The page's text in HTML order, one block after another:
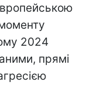
2024
прямі